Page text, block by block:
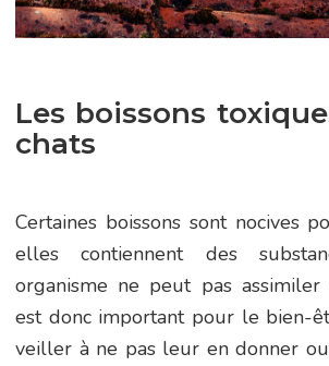
Les boissons
chats
Certaines boissons sont nocives
elles contiennent des
organisme ne peut pas assimiler
est donc important pour le bien-
veiller à ne pas leur en donner